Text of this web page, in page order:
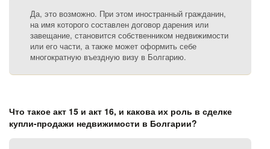
Да, это возможно. При этом иностранный гражданин,
на имя которого составлен договор дарения или
завещание, становится собственником недвижимости
или его части, а также может оформить себе
многократную въездную визу в Болгарию.
Что такое акт 15 и акт 16, и какова их роль в сделке
купли-продажи недвижимости в Болгарии?